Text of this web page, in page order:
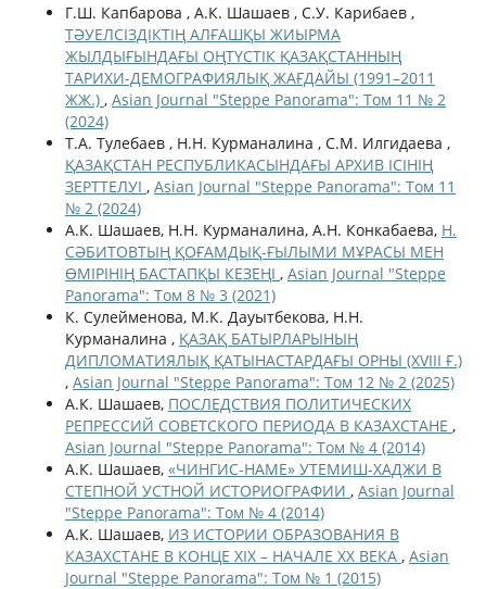
Г.Ш. Капбарова , А.К. Шашаев , С.У. Карибаев ,
ТӘУЕЛСІЗДІКТІҢ АЛҒАШҚЫ ЖИЫРМА
ЖЫЛДЫҒЫНДАҒЫ ОҢТҮСТІК ҚАЗАҚСТАННЫҢ
ТАРИХИ-ДЕМОГРАФИЯЛЫҚ ЖАҒДАЙЫ (1991–2011
ЖЖ.) , Asian Journal "Steppe Panorama": Том 11 № 2
(2024)
Т.А. Тулебаев , Н.Н. Курманалина , С.М. Илгидаева ,
ҚАЗАҚСТАН РЕСПУБЛИКАСЫНДАҒЫ АРХИВ ІСІНІҢ
ЗЕРТТЕЛУІ , Asian Journal "Steppe Panorama": Том 11
№ 2 (2024)
А.К. Шашаев, Н.Н. Курманалина, А.Н. Конкабаева, Н.
СӘБИТОВТЫҢ ҚОҒАМДЫҚ-ҒЫЛЫМИ МҰРАСЫ МЕН
ӨМІРІНІҢ БАСТАПҚЫ КЕЗЕҢІ , Asian Journal "Steppe
Panorama": Том 8 № 3 (2021)
К. Сулейменова, М.К. Дауытбекова, Н.Н.
Курманалина , ҚАЗАҚ БАТЫРЛАРЫНЫҢ
ДИПЛОМАТИЯЛЫҚ ҚАТЫНАСТАРДАҒЫ ОРНЫ (ХVІІІ Ғ.)
, Asian Journal "Steppe Panorama": Том 12 № 2 (2025)
А.К. Шашаев, ПОСЛЕДСТВИЯ ПОЛИТИЧЕСКИХ
РЕПРЕССИЙ СОВЕТСКОГО ПЕРИОДА В КАЗАХСТАНЕ ,
Asian Journal "Steppe Panorama": Том № 4 (2014)
А.К. Шашаев, «ЧИНГИС-НАМЕ» УТЕМИШ-ХАДЖИ В
СТЕПНОЙ УСТНОЙ ИСТОРИОГРАФИИ , Asian Journal
"Steppe Panorama": Том № 4 (2014)
А.К. Шашаев, ИЗ ИСТОРИИ ОБРАЗОВАНИЯ В
КАЗАХСТАНЕ В КОНЦЕ ХIХ – НАЧАЛЕ ХХ ВЕКА , Asian
Journal "Steppe Panorama": Том № 1 (2015)